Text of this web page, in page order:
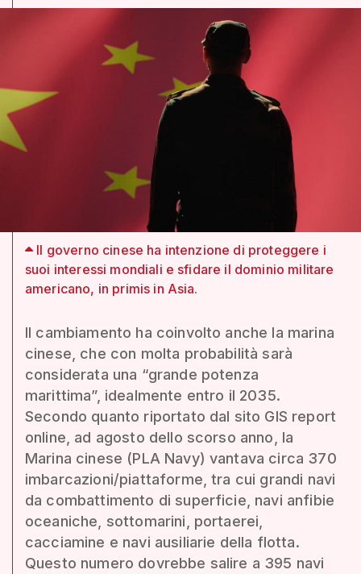
Il governo cinese ha intenzione di proteggere i
suoi interessi mondiali e sfidare il dominio militare
americano, in primis in Asia.
Il cambiamento ha coinvolto anche la marina
cinese, che con molta probabilità sarà
considerata una “grande potenza
marittima”, idealmente entro il 2035.
Secondo quanto riportato dal sito GIS report
online, ad agosto dello scorso anno, la
Marina cinese (PLA Navy) vantava circa 370
imbarcazioni/piattaforme, tra cui grandi navi
da combattimento di superficie, navi anfibie
oceaniche, sottomarini, portaerei,
cacciamine e navi ausiliarie della flotta.
Questo numero dovrebbe salire a 395 navi